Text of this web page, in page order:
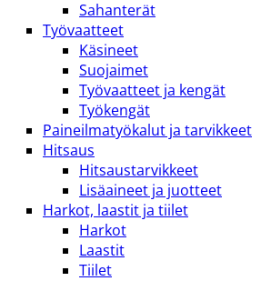
Sahanterät
Työvaatteet
Käsineet
Suojaimet
Työvaatteet ja kengät
Työkengät
Paineilmatyökalut ja tarvikkeet
Hitsaus
Hitsaustarvikkeet
Lisäaineet ja juotteet
Harkot, laastit ja tiilet
Harkot
Laastit
Tiilet